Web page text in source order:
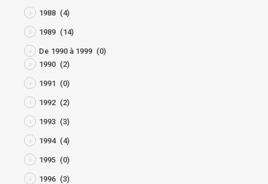
1988 (4)
1989 (14)
De 1990 à 1999 (0)
1990 (2)
1991 (0)
1992 (2)
1993 (3)
1994 (4)
1995 (0)
1996 (3)